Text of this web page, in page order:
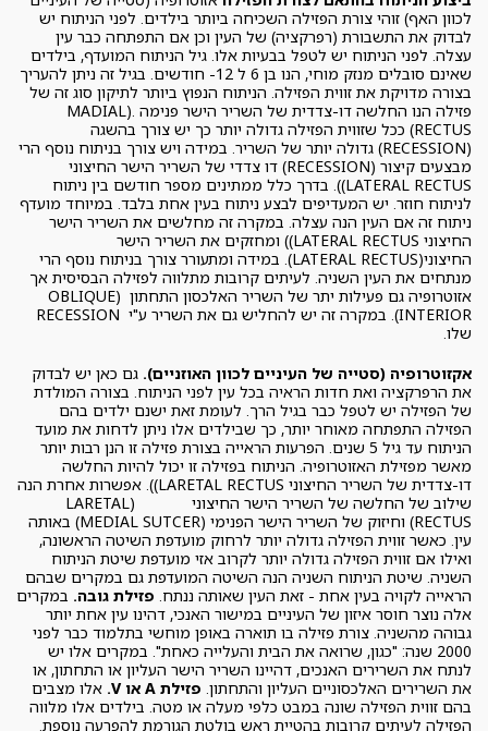
לכוון האף) זוהי צורת הפזילה השכיחה ביותר בילדים. לפני הניתוח יש
לבדוק את התשבורת (רפרקציה) של העין וכן אם התפתחה כבר עין
עצלה. לפני הניתוח יש לטפל בבעיות אלו. גיל הניתוח המועדף, בילדים
שאינם סובלים מנזק מוחי, הנו בן 6 ל 12- חודשים. בגיל זה ניתן להעריך
בצורה מדויקת את זווית הפזילה. הניתוח הנפוץ ביותר לתיקון סוג זה של
פזילה הנו החלשה דו-צדדית של השריר הישר פנימה .(MADIAL
RECTUS) ככל שזווית הפזילה גדולה יותר כך יש צורך בהשגה
(RECESSION) גדולה יותר של השריר. במידה ויש צורך בניתוח נוסף הרי
מבצעים קיצור (RECESSION) דו צדדי של השריר הישר החיצוני
LATERAL RECTUS)). בדרך כלל ממתינים מספר חודשם בין ניתוח
לניתוח חוזר. יש המעדיפים לבצע ניתוח בעין אחת בלבד. במיוחד מועדף
ניתוח זה אם העין הנה עצלה. במקרה זה מחלשים את השריר הישר
החיצוני LATERAL RECTUS)) ומחזקים את השריר הישר
החיצוני(LATERAL RECTUS). במידה ומתעורר צורך בניתוח נוסף הרי
מנתחים את העין השניה. לעיתים קרובות מתלווה לפזילה הבסיסית אך
אזוטרופיה גם פעילות יתר של השריר האלכסון התחתון (OBLIQUE
INTERIOR). במקרה זה יש להחליש גם את השריר ע"י RECESSION
שלו.
אקזוטרופיה (סטייה של העיניים לכוון האוזניים). גם כאן יש לבדוק
את הרפרקציה ואת חדות הראיה בכל עין לפני הניתוח. בצורה המולדת
של הפזילה יש לטפל כבר בגיל הרך. לעומת זאת ישנם ילדים בהם
הפזילה התפתחה מאוחר יותר, כך שבילדים אלו ניתן לדחות את מועד
הניתוח עד גיל 5 שנים. הפרעות הראייה בצורת פזילה זו הנן רבות יותר
מאשר מפזילת האזוטרופיה. הניתוח בפזילה זו יכול להיות החלשה
דו-צדדית של השריר החיצוני LARETAL RECTUS)). אפשרות אחרת הנה
שילוב של החלשה של השריר הישר החיצוני (LARETAL
RECTUS) וחיזוק של השריר הישר הפנימי (MEDIAL SUTCER) באותה
עין. כאשר זווית הפזילה גדולה יותר לרחוק מועדפת השיטה הראשונה,
ואילו אם זווית הפזילה גדולה יותר לקרוב אזי מועדפת שיטת הניתוח
השניה. שיטת הניתוח השניה הנה השיטה המועדפת גם במקרים שבהם
הראייה לקויה בעין אחת - זאת העין שאותה ננתח. פזילת גובה. במקרים
אלה נוצר חוסר איזון של העיניים במישור האנכי, דהינו עין אחת יותר
גבוהה מהשניה. צורת פזילה בו תוארה באופן מוחשי בתלמוד כבר לפני
2000 שנה: "כגון, שרואה את הבית והעלייה כאחת". במקרים אלו יש
לנתח את השרירים האנכים, דהיינו השריר הישר העליון או התחתון, או
את השרירים האלכסוניים העליון והתחתון. פזילת A או V. אלו מצבים
בהם זווית הפזילה שונה במבט כלפי מעלה או מטה. בילדים אלו מלווה
הפזילה לעיתים קרובות בהטיית ראש בולטת הגורמת להפרעה נוספת.